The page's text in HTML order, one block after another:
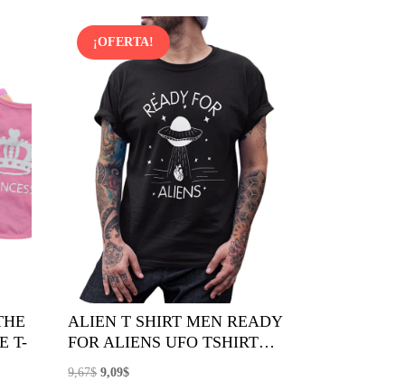
T-
¡OFERTA!
ALIEN T SHIRT MEN READY
FOR ALIENS UFO TSHIRT…
9,67$ El
9,09$El